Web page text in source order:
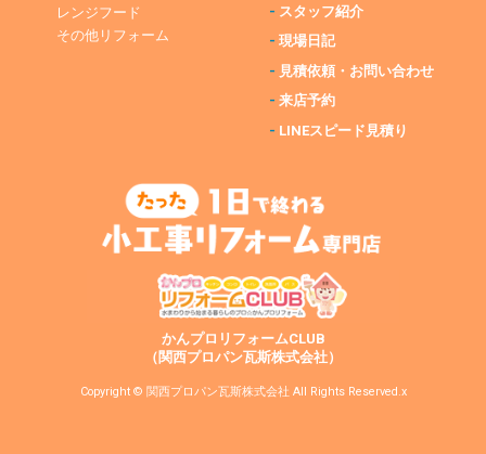
レンジフード
その他リフォーム
- スタッフ紹介
-現場日記
- 見積依頼・お問い合わせ
-来店予約
- LINEスピード見積り
かんプロリフォームCLUB
（関西プロパン瓦斯株式会社）
Copyright © 関西プロパン瓦斯株式会社 All Rights Reserved.x